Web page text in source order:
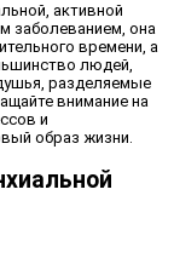
активной
заболеванием, она
времени, а
людей,
разделяемые
внимание на
и
образ жизни.